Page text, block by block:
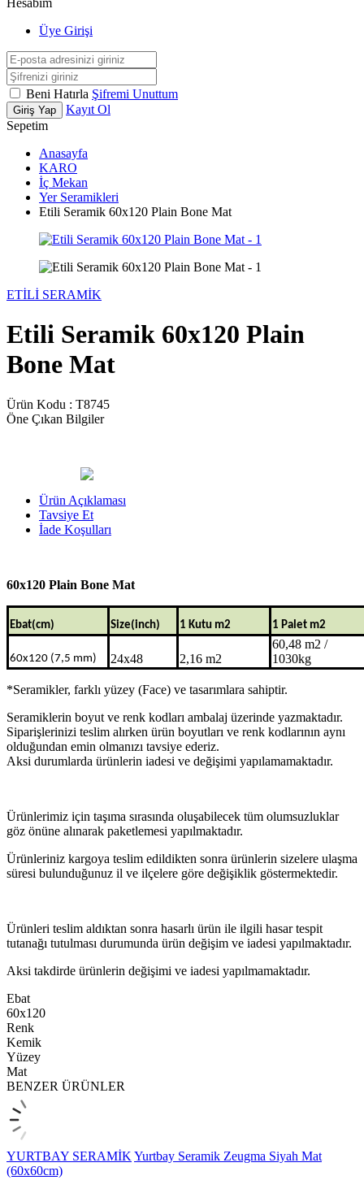
Hesabım
Üye Girişi
Beni Hatırla Şifremi Unuttum
Giriş Yap
Kayıt Ol
Sepetim
Anasayfa
KARO
İç Mekan
Yer Seramikleri
Etili Seramik 60x120 Plain Bone Mat
ETİLİ SERAMİK
Etili Seramik 60x120 Plain
Bone Mat
Ürün Kodu : T8745
Öne Çıkan Bilgiler
Ürün Açıklaması
Tavsiye Et
İade Koşulları
60x120 Plain Bone Mat
Ebat(cm) Size(inch) 1 Kutu m2 1 Palet m2
60x120 (7,5 mm) 24x48 2,16 m2
60,48 m2 /
1030kg
*Seramikler, farklı yüzey (Face) ve tasarımlara sahiptir.
Seramiklerin boyut ve renk kodları ambalaj üzerinde yazmaktadır.
Siparişlerinizi teslim alırken ürün boyutları ve renk kodlarının aynı
olduğundan emin olmanızı tavsiye ederiz.
Aksi durumlarda ürünlerin iadesi ve değişimi yapılamamaktadır.
Ürünlerimiz için taşıma sırasında oluşabilecek tüm olumsuzluklar
göz önüne alınarak paketlemesi yapılmaktadır.
Ürünleriniz kargoya teslim edildikten sonra ürünlerin sizelere ulaşma
süresi bulunduğunuz il ve ilçelere göre değişiklik göstermektedir.
Ürünleri teslim aldıktan sonra hasarlı ürün ile ilgili hasar tespit
tutanağı tutulması durumunda ürün değişim ve iadesi yapılmaktadır.
Aksi takdirde ürünlerin değişimi ve iadesi yapılmamaktadır.
Ebat
60x120
Renk
Kemik
Yüzey
Mat
BENZER ÜRÜNLER
YURTBAY SERAMİK Yurtbay Seramik Zeugma Siyah Mat
(60x60cm)